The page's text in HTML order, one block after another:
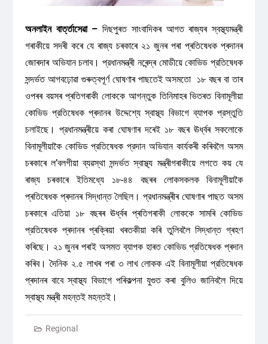
অনলাইন বাৰ্ত্তাসেৱা – দিছপুৰত সাংবাদিকৰ আগত ৰাজ্যৰ স্বস্থ্যমন্ত্ৰী
গৰাকীয়ে সদৰী কৰে যে ৰাজ্য চৰকাৰে ২১ জুনৰ পৰা প্ৰতিষেধক প্ৰদানৰ
জোৰদাৰ অভিযান চলাব। প্রধানমন্ত্ৰী নৰেন্দ্ৰ মোডীয়ে কোভিড প্রতিষেধক
সন্দৰ্ভত আগবঢ়োৱা গুৰুত্বপূৰ্ণ ঘোষণাৰ পাছতেই অসমতো ১৮ বছৰ বা তাৰ
ওপৰৰ বয়সৰ প্ৰতিগৰাকী লোককে আগন্তুক তিনিমাহৰ ভিতৰত বিনামূলীয়া
কোভিড প্রতিষেধক প্ৰদানৰ উদ্দেশ্যে স্বাস্থ্য বিভাগে ব্যাপক প্রস্তুতি
চলাইছে। প্রধানমন্ত্ৰীয়ে কৰা ঘোষণাৰ দৰেই ১৮ বছৰ ঊৰ্ধ্বৰ সকলোকে
বিনামূলীয়াকৈ কোভিড প্রতিষেধক প্রদান অভিযান কাৰ্যকৰী কৰিবলৈ অসম
চৰকাৰে ল’বলগীয়া ব্যৱস্থা সন্দৰ্ভত স্বাস্থ্য মন্ত্ৰীগৰাকীয়ে লগতে কয় যে
ৰাজ্য চৰকাৰে ইতিমধ্যে ১৮-৪৪ বছৰৰ লোকসকলক বিনামূলীয়াকৈ
প্ৰতিষেধক প্ৰদানৰ সিদ্ধান্ত লৈছিল। প্রধানমন্ত্ৰীৰ ঘোষণাৰ পাছত অসম
চৰকাৰে এতিয়া ১৮ বছৰৰ ঊৰ্ধ্বৰ প্ৰতিগৰাকী লোককে সামৰি কোভিড
প্রতিষেধক প্ৰদানৰ প্ৰক্ৰিয়া খৰতকীয়া কৰি তুলিবলৈ সিদ্ধান্ত গ্ৰহণ
কৰিছে। ২১ জুনৰ পৰাই অসমত ব্যাপক হাৰত কোভিড প্রতিষেধক প্ৰদান
কৰিব। দৈনিক ২.৫ লাখৰ পৰা ৩ লাখ লোকক এই বিনামূলীয়া প্রতিষেধক
প্ৰদানৰ বাবে স্বাস্থ্য বিভাগে পৰিকল্পনা যুগুত কৰা বুলিও জানিবলৈ দিয়ে
স্বাস্থ্য মন্ত্ৰী মহন্তই মহন্তই।
Regional